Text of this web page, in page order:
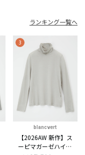
ランキング一覧へ
3
blancvert
【2026AW 新作】ス
ーピマガーゼハイネ